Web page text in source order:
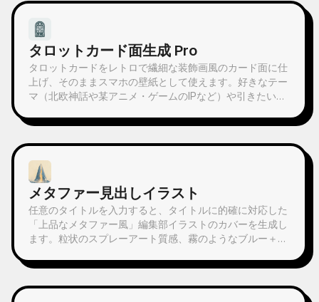
タロットカード面生成 Pro
タロットカードをレトロで繊細な装飾画風のカード面に仕
上げ、そのままスマホの壁紙として使えます。好きなテー
マ（北欧神話や某アニメ・ゲームのIPなど）や引きたいカ
ロットカード画像を生成します。全78枚のセット、単一グ
はありません。YouMindの定期タスクと組み合わせて、毎
朝自動でカードを引いて解釈することも可能です（定期タ
スクの設定はご自身で行う必要があります）。
メタファー見出しイラスト
任意のタイトルを入力すると、タイトルに的確に対応した
「上品なメタファー風」編集部イラストのカバーを生成し
ます。粒状のスプレーアート質感、霧のようなブルー＋オ
単一の視覚的メタファー、余白をたっぷりとった16:9のバ